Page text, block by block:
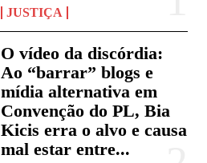
JUSTIÇA
O vídeo da discórdia:
Ao “barrar” blogs e
mídia alternativa em
Convenção do PL, Bia
Kicis erra o alvo e causa
mal estar entre...